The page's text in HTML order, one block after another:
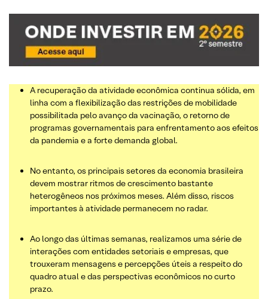
A recuperação da atividade econômica continua sólida, em
linha com a flexibilização das restrições de mobilidade
possibilitada pelo avanço da vacinação, o retorno de
programas governamentais para enfrentamento aos efeitos
da pandemia e a forte demanda global.
No entanto, os principais setores da economia brasileira
devem mostrar ritmos de crescimento bastante
heterogêneos nos próximos meses. Além disso, riscos
importantes à atividade permanecem no radar.
Ao longo das últimas semanas, realizamos uma série de
interações com entidades setoriais e empresas, que
trouxeram mensagens e percepções úteis a respeito do
quadro atual e das perspectivas econômicos no curto
prazo.